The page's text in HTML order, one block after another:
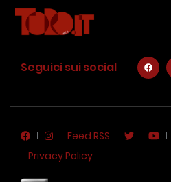
Seguici sui social
Feed RSS
Privacy Policy